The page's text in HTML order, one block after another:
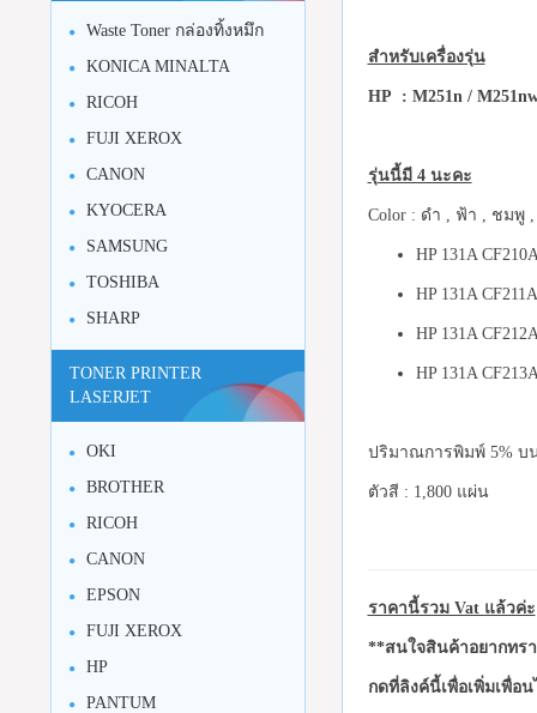
สำหรับเครื่องรุ่น
HP : M251n /
รุ่นนี้มี 4 นะคะ
Color : ดำ , ฟ้า , ชมพู ,
HP 131A
HP 131A
HP 131A
HP 131A
ปริมาณการพิมพ์ 5% บ
ตัวสี : 1,800 แผ่น
ราคานี้รวม Vat แล้วค่ะ
**สนใจสินค้าอยากทร
กดที่ลิงค์นี้เพื่อเพิ่มเพื่อ
Waste Toner กล่องทิ้งหมึก
KONICA MINALTA
RICOH
FUJI XEROX
CANON
KYOCERA
SAMSUNG
TOSHIBA
SHARP
TONER PRINTER
LASERJET
OKI
BROTHER
RICOH
CANON
EPSON
FUJI XEROX
HP
PANTUM